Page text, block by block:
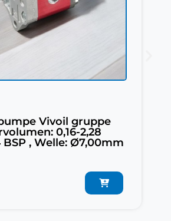
Vivoil gruppe
0,16-2,28
BSP , Welle: Ø7,00mm